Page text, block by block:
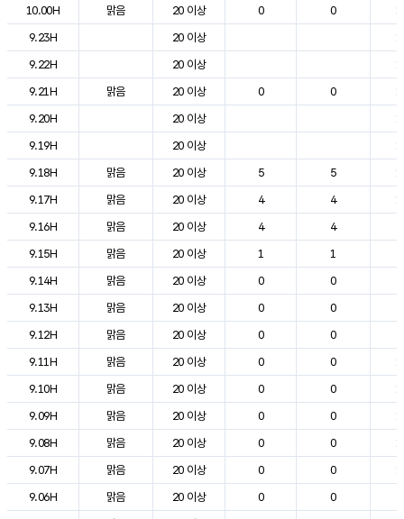
10.00H
맑음 20 이상 0 0
9.23H
20 이상
9.22H
20 이상
9.21H
맑음 20 이상 0 0
9.20H
20 이상
9.19H
20 이상
9.18H
맑음 20 이상 5 5
9.17H
맑음 20 이상 4 4
9.16H
맑음 20 이상 4 4
9.15H
맑음 20 이상 1 1
9.14H
맑음 20 이상 0 0
9.13H
맑음 20 이상 0 0
9.12H
맑음 20 이상 0 0
9.11H
맑음 20 이상 0 0
9.10H
맑음 20 이상 0 0
9.09H
맑음 20 이상 0 0
9.08H
맑음 20 이상 0 0
9.07H
맑음 20 이상 0 0
9.06H
맑음 20 이상 0 0